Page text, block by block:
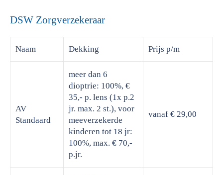
DSW Zorgverzekeraar
Naam Dekking Prijs p/m
AV
Standaard
meer dan 6
dioptrie: 100%, €
35,- p. lens (1x p.2
jr. max. 2 st.), voor
meeverzekerde
kinderen tot 18 jr:
100%, max. € 70,-
p.jr.
vanaf € 29,00